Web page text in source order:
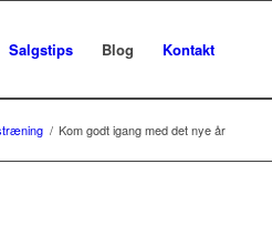
Salgstips Blog Kontakt
/ Kom godt igang med det nye år